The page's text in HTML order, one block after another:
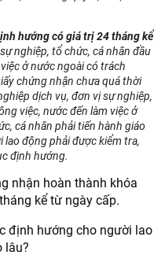
hướng có giá trị 24 tháng kể
nghiệp, tổ chức, cá nhân đầu
ở nước ngoài có trách
chứng nhận chưa quá thời
dịch vụ, đơn vị sự nghiệp,
việc, nước đến làm việc ở
cá nhân phải tiến hành giáo
động phải được kiểm tra,
định hướng.
nhận hoàn thành khóa
kể từ ngày cấp.